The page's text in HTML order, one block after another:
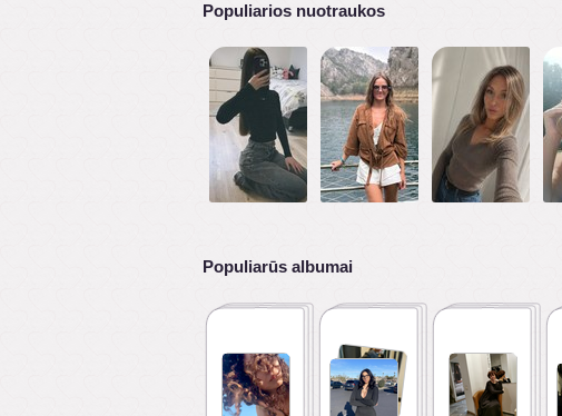
Populiarios nuotraukos
Populiarūs albumai